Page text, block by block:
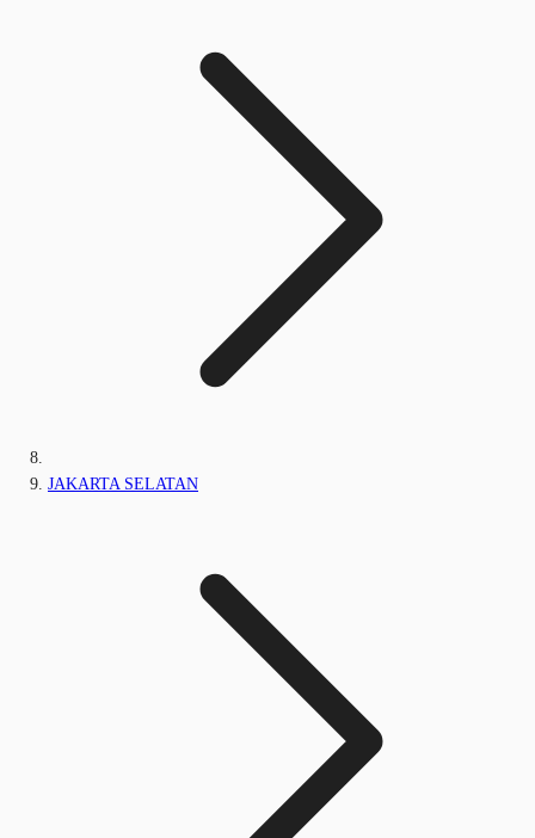
JAKARTA SELATAN